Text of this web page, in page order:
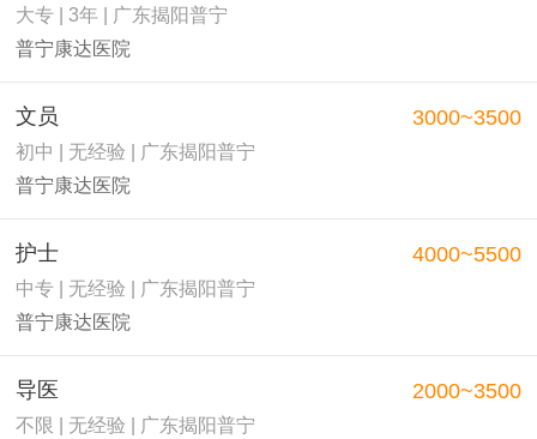
大专 | 3年 | 广东揭阳普宁
普宁康达医院
文员
初中 | 无经验 | 广东揭阳普宁
普宁康达医院
3000~3500
护士
中专 | 无经验 | 广东揭阳普宁
普宁康达医院
4000~5500
导医
不限 | 无经验 | 广东揭阳普宁
2000~3500